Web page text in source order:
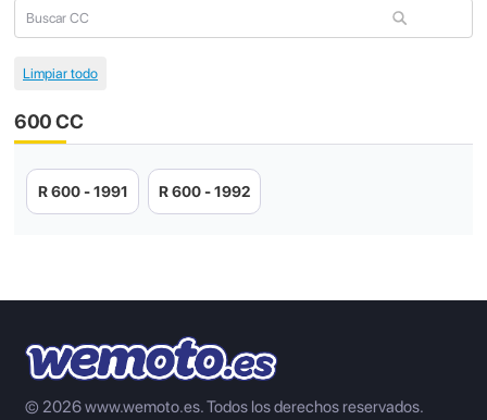
600 CC
R 600 - 1991 R 600 - 1992
© 2026 www.wemoto.es.Todos los derechos reservados.